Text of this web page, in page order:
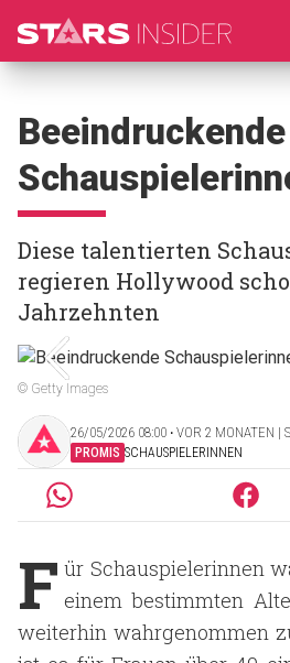
Beeindruckende
Diese talentierten
regieren Hollywood
Jahrzehnten
© Getty Images
26/05/2026 08:00 ‧ VOR 2 MONATEN |
PROMIS SCHAUSPIELERINNEN
F ür Schauspielerinnen
einem bestimmten
weiterhin wahrgenommen